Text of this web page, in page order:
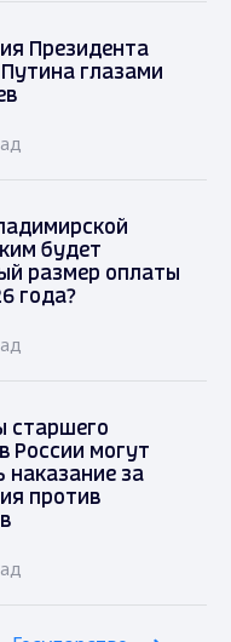
Президента
глазами
будет
размер оплаты
года?
старшего
России могут
наказание за
против